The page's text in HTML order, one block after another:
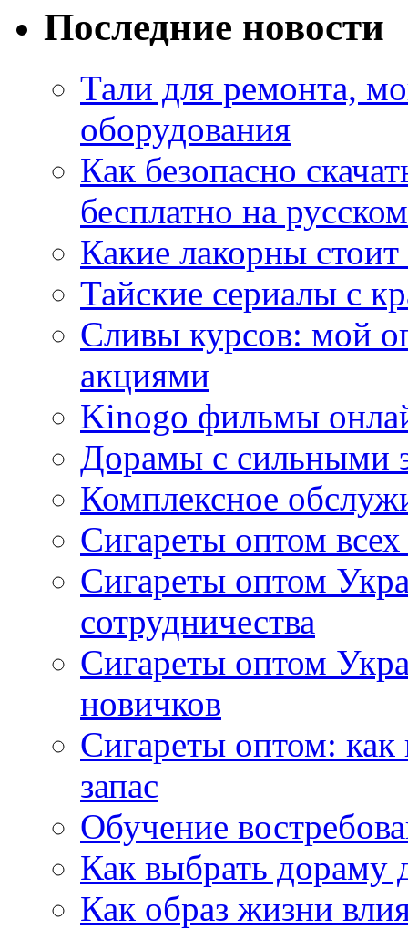
Последние новости
Тали для ремонта,
оборудования
Как безопасно
бесплатно на
Какие лакорны
Тайские сериалы с
Сливы курсов: мой
акциями
Kinogo фильмы
Дорамы с сильными
Комплексное
Сигареты оптом
Сигареты оптом
сотрудничества
Сигареты оптом
новичков
Сигареты оптом:
запас
Обучение
Как выбрать дораму
Как образ жизни